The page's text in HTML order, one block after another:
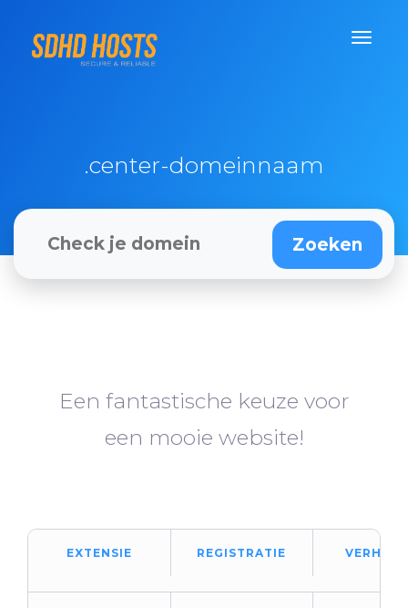
.center-domeinnaam
Een fantastische keuze voor
een mooie website!
EXTENSIE REGISTRATIE